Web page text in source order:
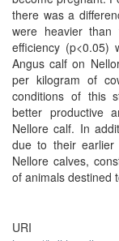
there was a
were heavier than
efficiency (p<0.05)
Angus calf on
per kilogram of
conditions of this
better productive
Nellore calf. In
due to their earlier
Nellore calves,
of animals destined
URI